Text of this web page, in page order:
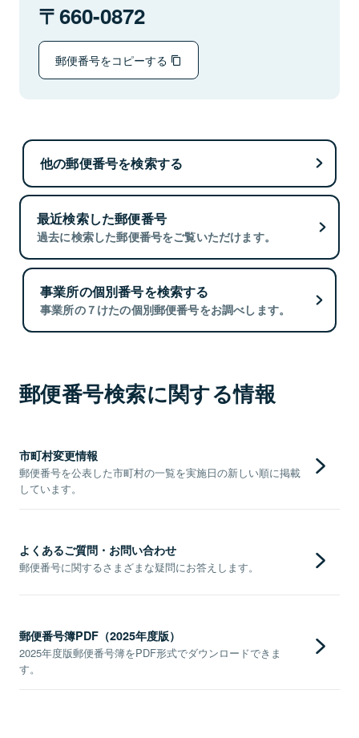
660-0872
郵便番号をコピーする
他の郵便番号を検索する
最近検索した郵便番号
過去に検索した郵便番号をご覧いただけます。
事業所の個別番号を検索する
事業所の７けたの個別郵便番号をお調べします。
郵便番号検索に関する情報
市町村変更情報
郵便番号を公表した市町村の一覧を実施日の新しい順に掲載
しています。
よくあるご質問・お問い合わせ
郵便番号に関するさまざまな疑問にお答えします。
郵便番号簿PDF（2025年度版）
2025年度版郵便番号簿をPDF形式でダウンロードできま
す。